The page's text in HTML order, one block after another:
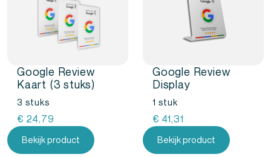
Google Review
Kaart (3 stuks)
3 stuks
€ 24,79
Bekijk product
Google Review
Display
1 stuk
€ 41,31
Bekijk product